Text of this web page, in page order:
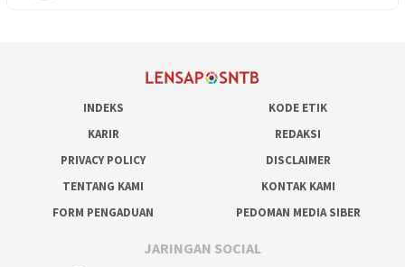
INDEKS
KODE ETIK
KARIR
REDAKSI
PRIVACY POLICY
DISCLAIMER
TENTANG KAMI
KONTAK KAMI
FORM PENGADUAN
PEDOMAN MEDIA SIBER
JARINGAN SOCIAL